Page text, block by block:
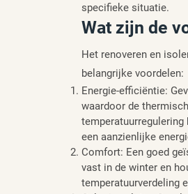
specifieke situatie.
Wat zijn de
Het renoveren en
belangrijke voordelen:
Energie-efficiëntie:
waardoor de
een aanzienlijke
Comfort: Een goed
vast in de winter en
temperatuurverdeling